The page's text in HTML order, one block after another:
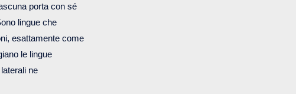
porta con sé
lingue che
esattamente come
le lingue
ne